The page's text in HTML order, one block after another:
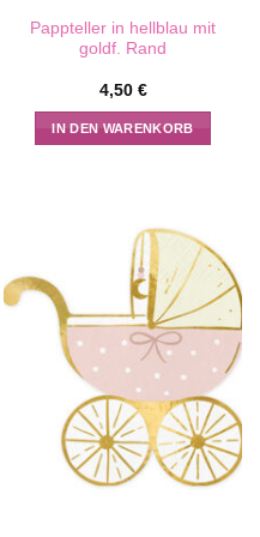
Pappteller in hellblau mit
goldf. Rand
4,50 €
IN DEN WARENKORB